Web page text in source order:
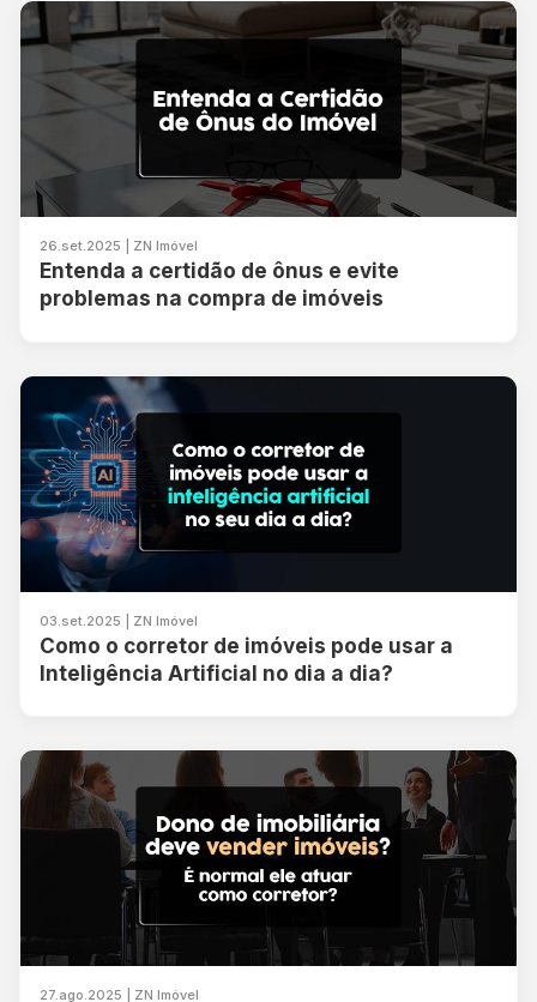
26.set.2025 | ZN Imóvel
Entenda a certidão de ônus e evite
problemas na compra de imóveis
03.set.2025 | ZN Imóvel
Como o corretor de imóveis pode usar a
Inteligência Artificial no dia a dia?
27.ago.2025 | ZN Imóvel